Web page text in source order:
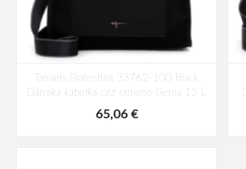
Tamaris Florentina 33762-100 Black
Dámska kabelka cez rameno čierna 15 L
65,06 €